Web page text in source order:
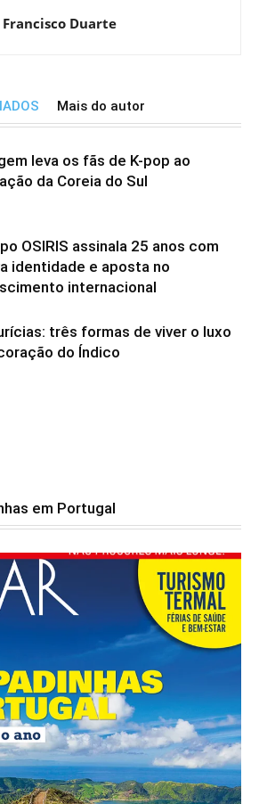
Francisco Duarte
Mais do autor
leva os fãs de K-pop ao
da Coreia do Sul
OSIRIS assinala 25 anos com
identidade e aposta no
internacional
três formas de viver o luxo
do Índico
em Portugal